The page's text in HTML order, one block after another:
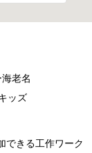
老名
ッズ
できる工作ワーク